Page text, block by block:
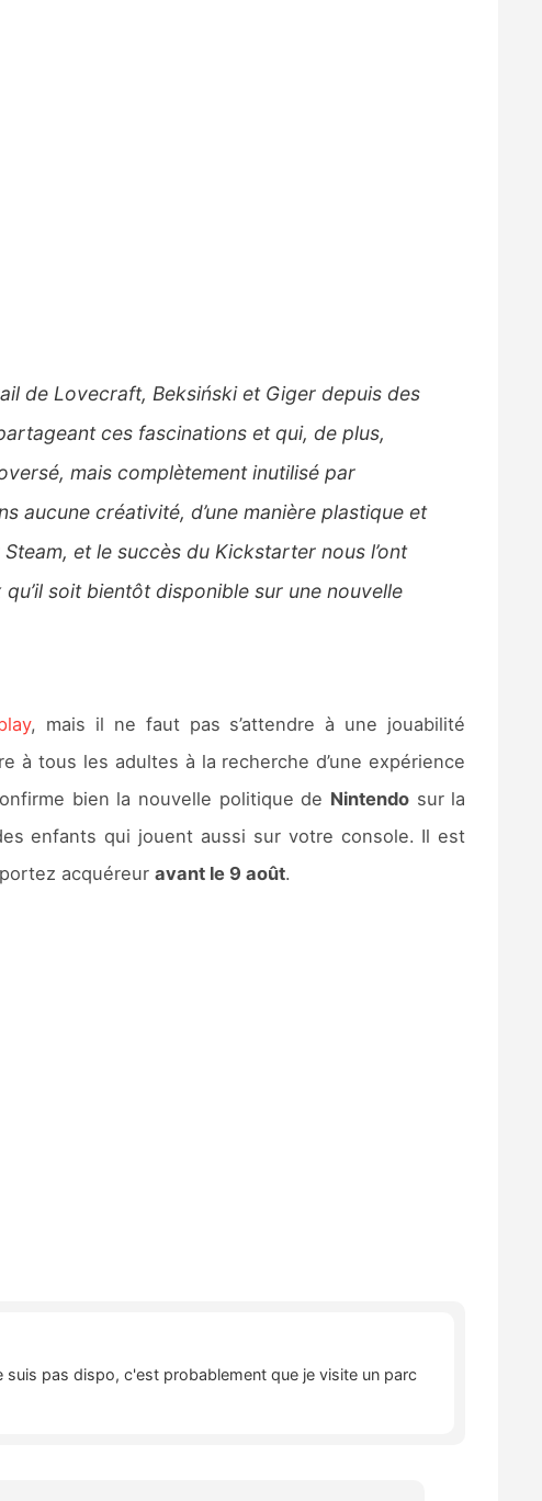
de Lovecraft, Beksiński et Giger depuis des
ces fascinations et qui, de plus,
mais complètement inutilisé par
aucune créativité, d’une manière plastique et
et le succès du Kickstarter nous l’ont
soit bientôt disponible sur une nouvelle
, mais il ne faut pas s’attendre à une jouabilité
à tous les adultes à la recherche d’une expérience
bien la nouvelle politique de Nintendosur la
enfants qui jouent aussi sur votre console. Il est
acquéreur avant le 9 août.
suis pas dispo, c'est probablement que je visite un parc